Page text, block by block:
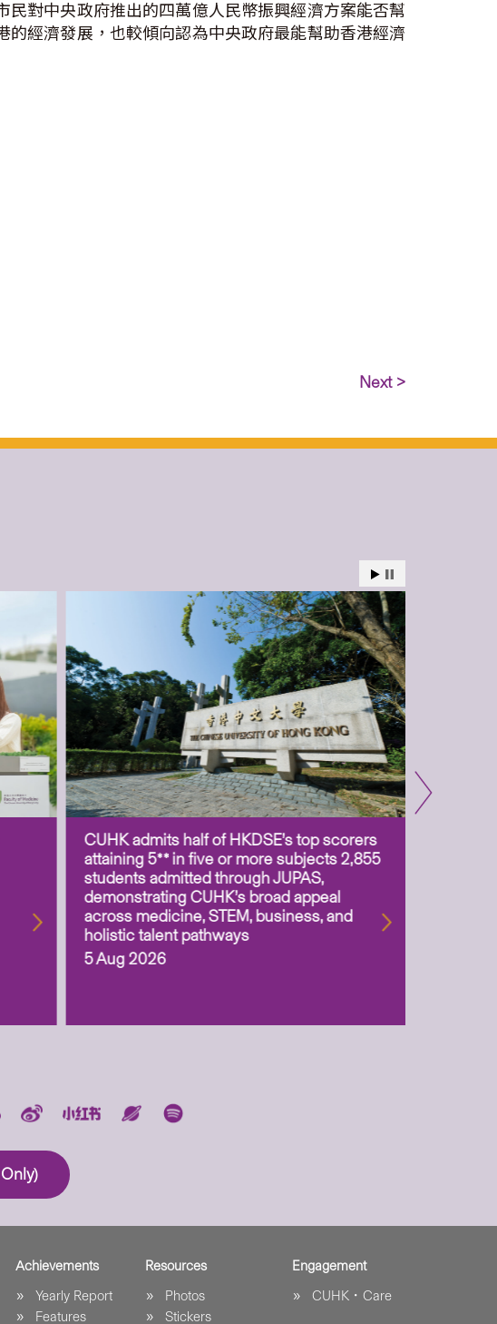
對中央政府推出的四萬億人民幣振興經濟方案能否幫
經濟發展，也較傾向認為中央政府最能幫助香港經濟
Next >
CUHK admits half of HKDSE’s top scorers
attaining 5** in five or more subjects 2,855
students admitted through JUPAS,
demonstrating CUHK’s broad appeal
across medicine, STEM, business, and
holistic talent pathways
5 Aug 2026
Achievements
Yearly Report
Features
Resources
Photos
Stickers
Engagement
CUHK．Care